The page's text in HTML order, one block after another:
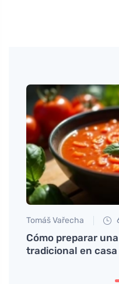
Tomáš Vařecha
Cómo preparar
tradicional en casa